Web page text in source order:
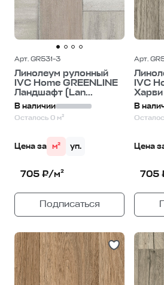
Арт. GR531-3
Линолеум рулонный
IVC Home GREENLINE
Ландшафт (Lan...
В наличии
Осталось 0 м²
Цена за м² уп.
705 ₽/м²
Подписаться
Арт.
IVC
В
Цена
705